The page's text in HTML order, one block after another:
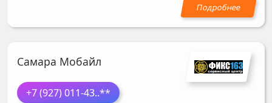
Самара Мобайл
+7 (927) 011-43..**